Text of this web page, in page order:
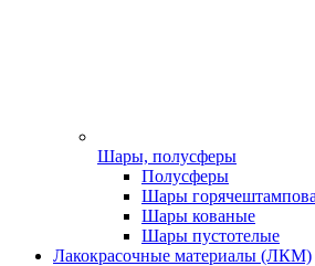
Шары, полусферы
Полусферы
Шары
Шары кованые
Шары пустотелые
Лакокрасочные материалы (ЛКМ)